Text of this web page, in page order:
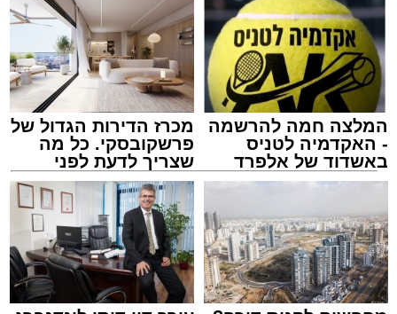
זיץ המרכז למורשת
המלצה חמה להרשמה
- האקדמיה לטניס
באשדוד של אלפרד
קריאולנסקי - לילדים
מכרז הדירות הגדול של
פרשקובסקי. כל מה
שצריך לדעת לפני
שמגישים הצעה לדירה
באשדוד